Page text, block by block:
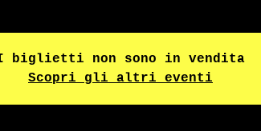
biglietti non sono in vendita
Scopri gli altri eventi